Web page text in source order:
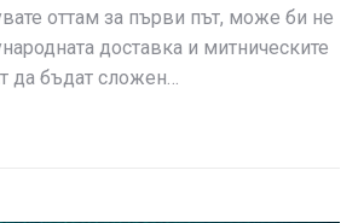
оттам за първи път, може би не
доставка и митническите
да бъдат сложен…